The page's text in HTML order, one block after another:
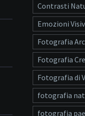
Contrasti
Emozioni
Fotografia
Fotografia
Fotografia di
fotografia
fotografia